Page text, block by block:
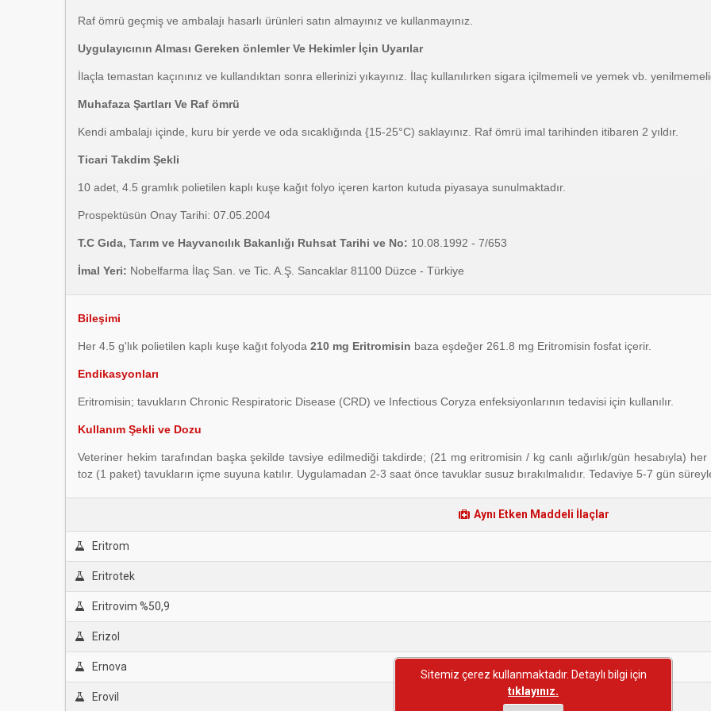
Raf ömrü geçmiş ve ambalajı hasarlı ürünleri satın almayınız ve kullanmayınız.
Uygulayıcının Alması Gereken önlemler Ve Hekimler İçin Uyarılar
İlaçla temastan kaçınınız ve kullandıktan sonra ellerinizi yıkayınız. İlaç kullanılırken sigara içilmemeli ve yemek vb.
Muhafaza Şartları Ve Raf ömrü
Kendi ambalajı içinde, kuru bir yerde ve oda sıcaklığında {15-25°C) saklayınız. Raf ömrü imal tarihinden itibaren 2 yıldır.
Ticari Takdim Şekli
10 adet, 4.5 gramlık polietilen kaplı kuşe kağıt folyo içeren karton kutuda piyasaya sunulmaktadır.
Prospektüsün Onay Tarihi: 07.05.2004
T.C Gıda, Tarım ve Hayvancılık Bakanlığı Ruhsat Tarihi ve No: 10.08.1992 - 7/653
İmal Yeri: Nobelfarma İlaç San. ve Tic. A.Ş. Sancaklar 81100 Düzce - Türkiye
Bileşimi
Her 4.5 g'lık polietilen kaplı kuşe kağıt folyoda 210 mg Eritromisin baza eşdeğer 261.8 mg Eritromisin fosfat içerir.
Endikasyonları
Eritromisin; tavukların Chronic Respiratoric Disease (CRD) ve Infectious Coryza enfeksiyonlarının tedavisi için kullanılır.
Kullanım Şekli ve Dozu
Veteriner hekim tarafından başka şekilde tavsiye edilmediği takdirde; (21 mg eritromisin / kg canlı ağırlık/gün hesabıyla)
toz (1 paket) tavukların içme suyuna katılır. Uygulamadan 2-3 saat önce tavuklar susuz bırakılmalıdır. Tedaviye 5-7 gün
Aynı Etken Maddeli İlaçlar
Eritrom
Eritrotek
Eritrovim %50,9
Erizol
Ernova
Erovil
Sitemiz çerez kullanmaktadır. Detaylı bilgi için
tıklayınız.